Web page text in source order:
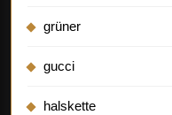
grüner
gucci
halskette